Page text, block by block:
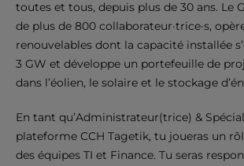
toutes et tous, depuis plus de 30 ans. Le
de plus de 800 collaborateur·trice·s,
renouvelables dont la capacité installée
3 GW et développe un portefeuille de
dans l’éolien, le solaire et le stockage
En tant qu’Administrateur(trice) &
plateforme CCH Tagetik, tu joueras un
des équipes TI et Finance. Tu seras